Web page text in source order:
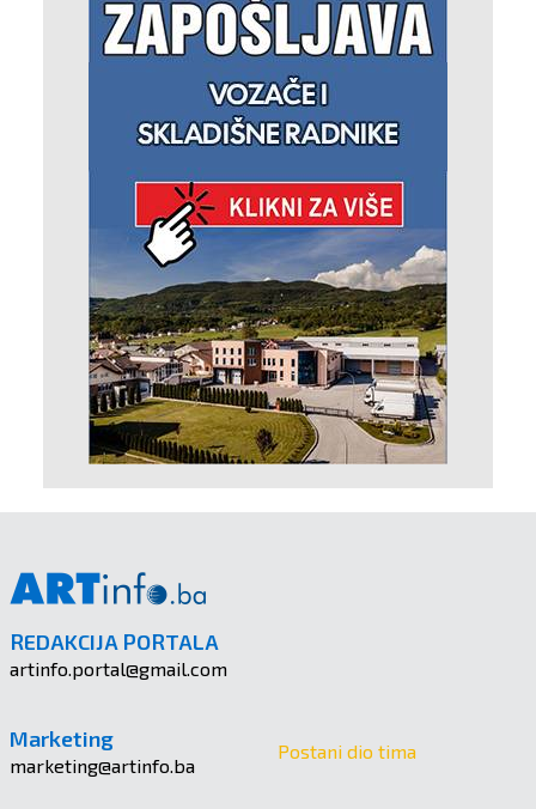
REDAKCIJA PORTALA
artinfo.portal@gmail.com
Marketing
marketing@artinfo.ba
Postani dio tima